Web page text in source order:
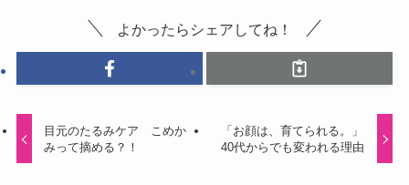
よかったらシェアしてね！
目元のたるみケア こめか
みって摘める？！
「お顔は、育てられる。」
40代からでも変われる理由